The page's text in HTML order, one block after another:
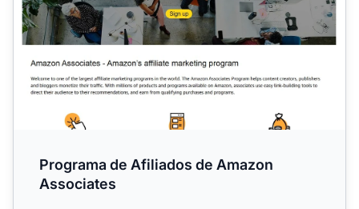
Programa de Afiliados de Amazon
Associates